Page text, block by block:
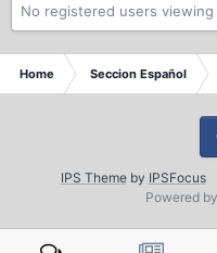
No registered users viewing
Home Seccion Español
IPS Themeby IPSFocus
Powered